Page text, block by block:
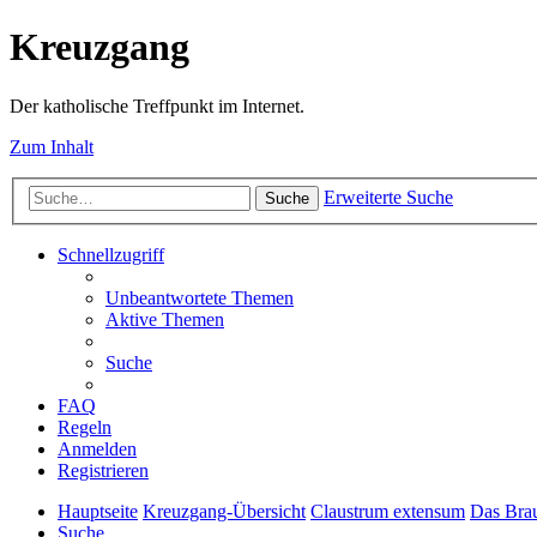
Kreuzgang
Der katholische Treffpunkt im Internet.
Zum Inhalt
Suche Erweiterte Suche
Schnellzugriff
Unbeantwortete Themen
Aktive Themen
Suche
FAQ
Regeln
Anmelden
Registrieren
Hauptseite Kreuzgang-Übersicht Claustrum extensum Das